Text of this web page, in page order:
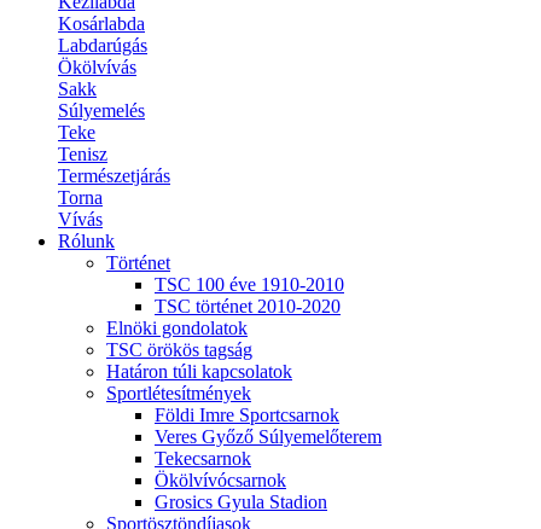
Kosárlabda
Labdarúgás
Ökölvívás
Sakk
Súlyemelés
Teke
Tenisz
Természetjárás
Torna
Vívás
Rólunk
Történet
TSC 100 éve 1910-2010
TSC történet 2010-2020
Elnöki gondolatok
TSC örökös tagság
Határon túli kapcsolatok
Sportlétesítmények
Földi Imre Sportcsarnok
Veres Győző Súlyemelőterem
Tekecsarnok
Ökölvívócsarnok
Grosics Gyula Stadion
Sportösztöndíjasok